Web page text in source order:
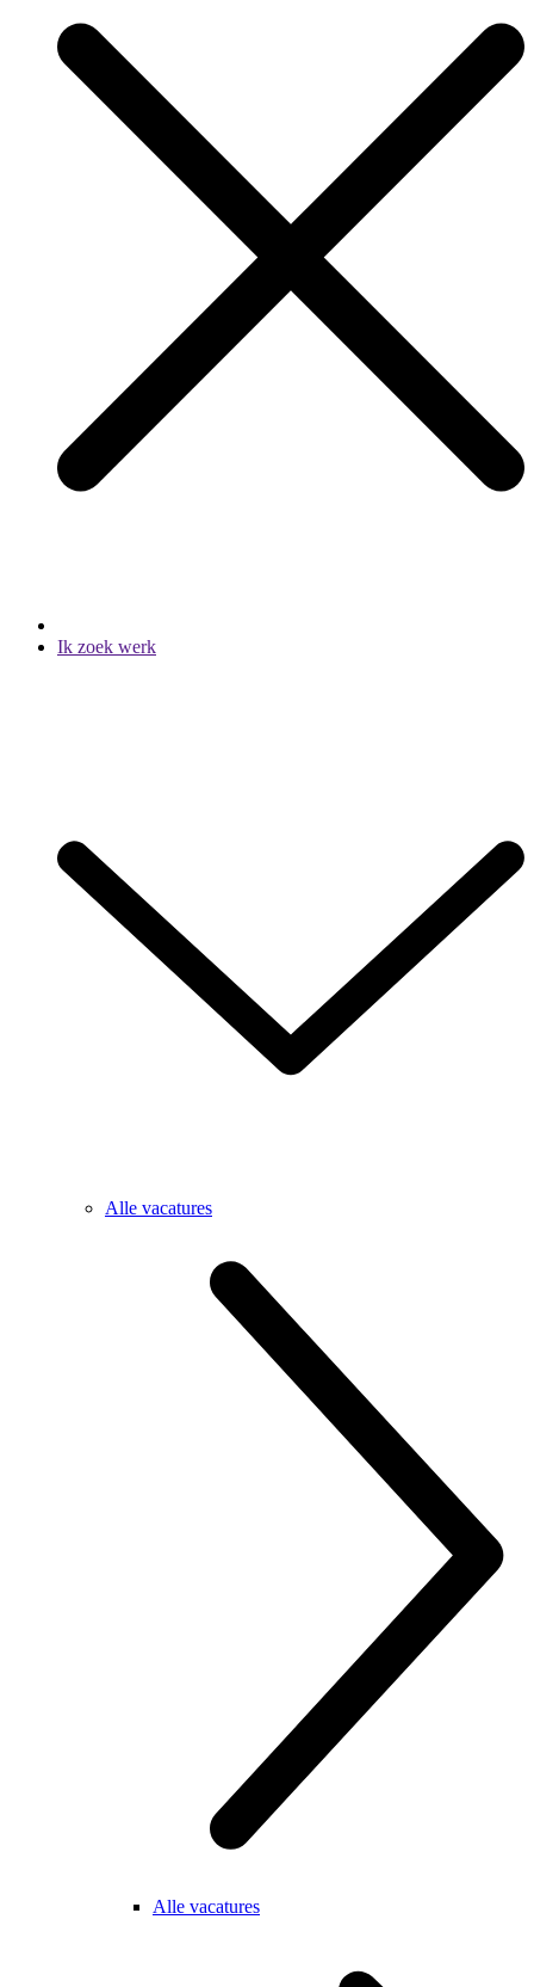
Ik zoek werk
Alle vacatures
Alle vacatures